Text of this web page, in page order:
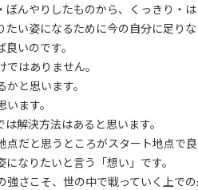
んやりしたものから、くっきり・
い姿になるために今の自分に足りな
いのです。
はありません。
と思います。
ます。
解決方法はあると思います。
だと思うところがスタート地点で良
なりたいと言う「想い」です。
さこそ、世の中で戦っていく上での